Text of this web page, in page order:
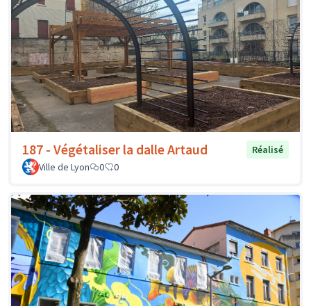
187 - Végétaliser la dalle Artaud
Réalisé
Ville de Lyon
0 0